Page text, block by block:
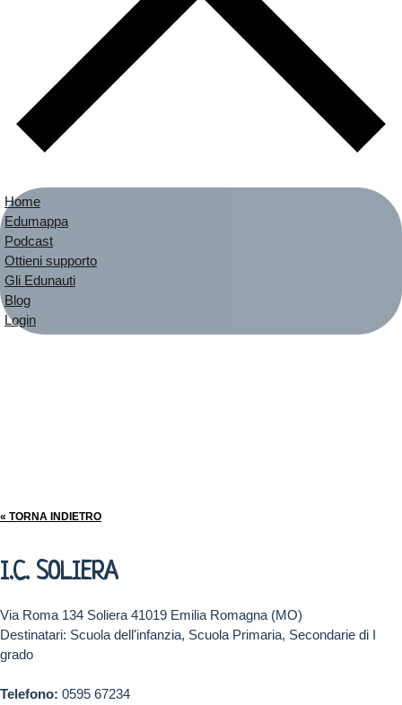
Home
Edumappa
Podcast
Ottieni supporto
Gli Edunauti
Blog
Login
« TORNA INDIETRO
I.C. SOLIERA
Via Roma 134 Soliera 41019 Emilia Romagna (MO)
Destinatari: Scuola dell'infanzia, Scuola Primaria, Secondarie di I
grado
Telefono: 0595 67234